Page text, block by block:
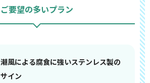
ご要望の多いプラン
潮風による腐食に強いステンレス製の
サイン